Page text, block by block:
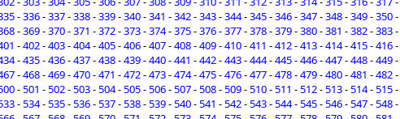
-336-337-338-339-340-341 -342-343-344-345-346-347-348-349-350-
-369-370-371 -372-373-374-375-376-377-378-379-380-381 -382-383-
-402-403-404-405-406-407-408-409-410-411 -412-413-414-415-416-
-435-436-437-438-439-440-441 -442-443-444-445-446-447-448-449-
-468-469-470-471 -472-473-474-475-476-477-478-479-480-481 -482-
-501 -502-503-504-505-506-507-508-509-510-511 -512-513-514-515-
-534-535-536-537-538-539-540-541 -542-543-544-545-546-547-548-